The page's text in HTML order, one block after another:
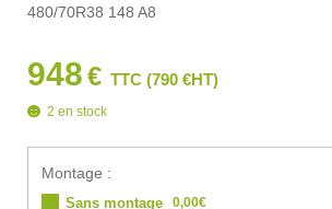
480/70R38 148 A8
948€ TTC (790 €HT)
2 en stock
Montage :
Sans montage 0,00€